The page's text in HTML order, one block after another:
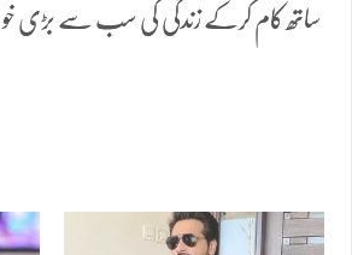
ساتھ کام کرکے زندگی کی سب سے بڑی